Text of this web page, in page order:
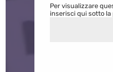
Per visualizzare
inserisci qui sotto la